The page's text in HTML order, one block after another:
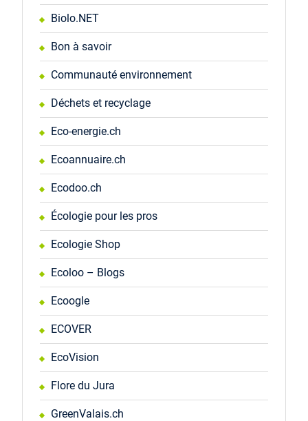
Biolo.NET
Bon à savoir
Communauté environnement
Déchets et recyclage
Eco-energie.ch
Ecoannuaire.ch
Ecodoo.ch
Écologie pour les pros
Ecologie Shop
Ecoloo – Blogs
Ecoogle
ECOVER
EcoVision
Flore du Jura
GreenValais.ch